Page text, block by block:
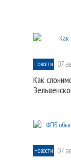
Новости 07
Как
Новости 07